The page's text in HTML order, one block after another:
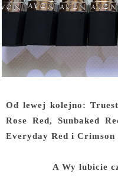
Od lewej kolejno:
Rose Red, Sunbaked
Everyday Red i Crimson
A Wy lubicie